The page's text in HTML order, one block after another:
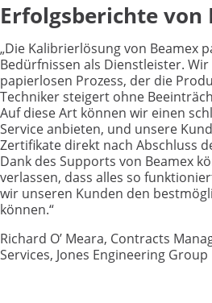
Erfolgsberichte von
„Die Kalibrierlösung von Beamex
Bedürfnissen als Dienstleister.
papierlosen Prozess, der die
Techniker steigert ohne
Auf diese Art können wir einen
Service anbieten, und unsere
Zertifikate direkt nach Abschluss
Dank des Supports von Beamex
verlassen, dass alles so
wir unseren Kunden den
können.“
Richard O’ Meara, Contracts
Services, Jones Engineering Group